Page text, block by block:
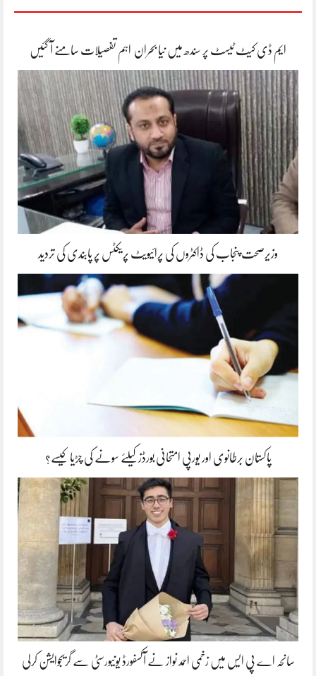
ایم ڈی کیٹ ٹیسٹ پر سندھ میں نیا بحران اہم تفصیلات سامنے آ گئیں
وزیرصحت پنجاب کی ڈاکٹروں کی پرائیویٹ پریکٹس پر پابندی کی تردید
پاکستان برطانوی اور یورپی امتحانی بورڈز کیلئے سونے کی چڑیا کیسے؟
سانحہ اے پی ایس میں زخمی احمد نواز نے آکسفورڈ یونیورسٹی سے گریجوایشن کرلی